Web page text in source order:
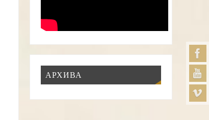
АРХИВА